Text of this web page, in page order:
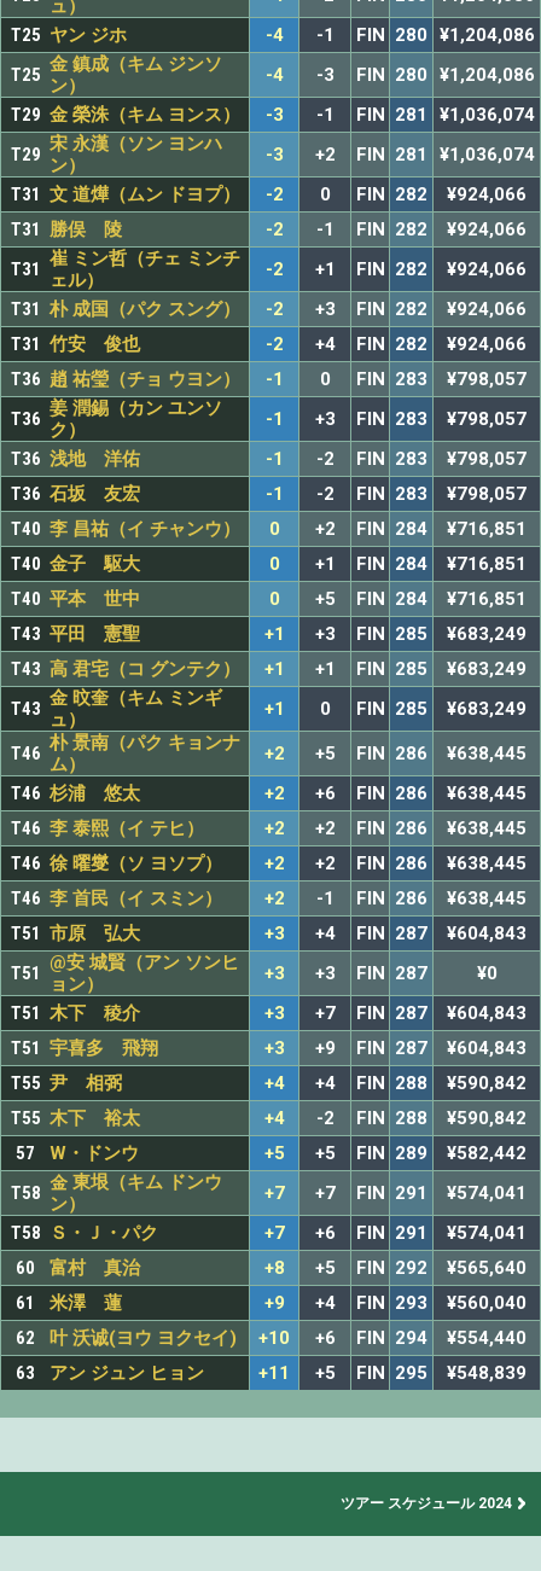
ュ）
T25 ヤン ジホ -4 -1 FIN 280
¥1,204,086
T25 金 鎮成（キム ジンソ
ン）
-4 -3 FIN 280
¥1,204,086
T29 金 榮洙（キム ヨンス） -3 -1 FIN 281
¥1,036,074
T29 宋 永漢（ソン ヨンハ
ン）
-3 +2 FIN 281
¥1,036,074
T31 文 道燁（ムン ドヨプ） -2 0 FIN 282
¥924,066
T31
勝俣 陵 -2 -1 FIN 282
¥924,066
T31 崔 ミン哲（チェ ミンチ
ェル）
-2 +1 FIN 282
¥924,066
T31 朴 成国（パク スング） -2 +3 FIN 282
¥924,066
T31 竹安 俊也 -2 +4 FIN 282
¥924,066
T36 趙 祐瑩（チョ ウヨン） -1 0 FIN 283
¥798,057
T36 姜 潤錫（カン ユンソ
ク）
-1 +3 FIN 283
¥798,057
T36 浅地 洋佑 -1 -2 FIN 283
¥798,057
T36 石坂 友宏 -1 -2 FIN 283
¥798,057
T40 李 昌祐（イ チャンウ） 0 +2 FIN 284
¥716,851
T40 金子 駆大 0 +1 FIN 284
¥716,851
T40 平本 世中 0 +5 FIN 284
¥716,851
T43 平田 憲聖 +1 +3 FIN 285
¥683,249
T43 高 君宅（コ グンテク） +1 +1 FIN 285
¥683,249
T43 金 旼奎（キム ミンギ
ュ）
+1 0 FIN 285 ¥683,249
T46 朴 景南（パク キョンナ
ム）
+2 +5 FIN 286
¥638,445
T46 杉浦 悠太 +2 +6 FIN 286
¥638,445
T46 李 泰熙（イ テヒ） +2 +2 FIN 286
¥638,445
T46 徐 曜燮（ソ ヨソプ） +2 +2 FIN 286
¥638,445
T46 李 首民（イ スミン） +2 -1 FIN 286
¥638,445
T51 市原 弘大 +3 +4 FIN 287
¥604,843
T51
@安 城賢（アン ソンヒ
ョン）
+3 +3 FIN 287
¥0
T51 木下 稜介 +3 +7 FIN 287
¥604,843
T51 宇喜多 飛翔 +3 +9 FIN 287
¥604,843
T55 尹 相弼 +4 +4 FIN 288
¥590,842
T55 木下 裕太 +4 -2 FIN 288
¥590,842
57
W・ドンウ +5 +5 FIN 289
¥582,442
T58 金 東垠（キム ドンウ
ン）
+7 +7 FIN 291
¥574,041
T58
Ｓ・Ｊ・パク +7 +6 FIN 291
¥574,041
60
富村 真治 +8 +5 FIN 292
¥565,640
61
米澤 蓮 +9 +4 FIN 293
¥560,040
62
叶 沃诚(ヨウ ヨクセイ) +10 +6 FIN 294
¥554,440
63
アン ジュン ヒョン +11 +5 FIN 295 ¥548,839
ツアー スケジュール 2024